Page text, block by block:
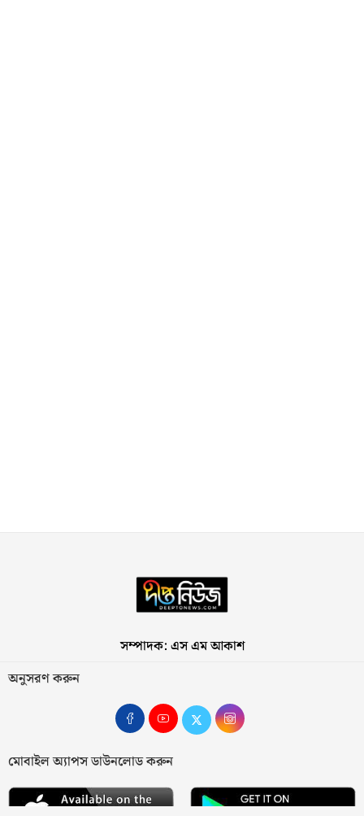
সম্পাদক: এস এম আকাশ
অনুসরণ করুন
মোবাইল অ্যাপস ডাউনলোড করুন